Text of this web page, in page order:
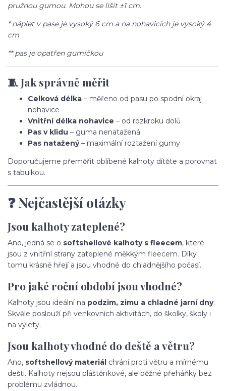
pružnou gumou. Mohou se lišit ±1 cm.
* náplet v pase je vysoký 6 cm a na nohavicích je vysoký 4
cm
** pas je opatřen gumičkou
🧵 Jak správně měřit
Celková délka – měřeno od pasu po spodní okraj
nohavice
Vnitřní délka nohavice – od rozkroku dolů
Pas v klidu – guma nenatažená
Pas natažený– maximální roztažení gumy
Doporučujeme přeměřit oblíbené kalhoty dítěte a porovnat
s tabulkou.
❓ Nejčastější otázky
Jsou kalhoty zateplené?
Ano, jedná se o softshellové kalhoty s fleecem, které
jsou z vnitřní strany zateplené měkkým fleecem. Díky
tomu krásně hřejí a jsou vhodné do chladnějšího počasí.
Pro jaké roční období jsou vhodné?
Kalhoty jsou ideální na podzim, zimu a chladné jarní dny.
Skvěle poslouží při venkovních aktivitách, do školky, školy i
na výlety.
Jsou kalhoty vhodné do deště a větru?
Ano, softshellový materiál chrání proti větru a mírnému
dešti. Kalhoty nejsou pláštěnkové, ale běžné přeháňky bez
problému zvládnou.